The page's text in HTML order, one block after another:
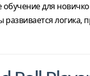
обучение для
развивается